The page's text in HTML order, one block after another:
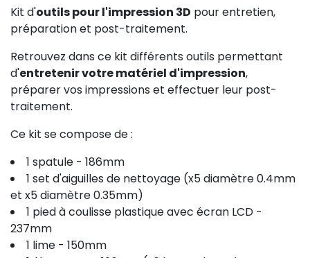
Kit d'outils pour l'impression 3D pour entretien,
préparation et post-traitement.
Retrouvez dans ce kit différents outils permettant
d'entretenir votre matériel d'impression,
préparer vos impressions et effectuer leur post-
traitement.
Ce kit se compose de :
1 spatule - 186mm
1 set d'aiguilles de nettoyage (x5 diamètre 0.4mm
et x5 diamètre 0.35mm)
1 pied à coulisse plastique avec écran LCD -
237mm
1 lime - 150mm